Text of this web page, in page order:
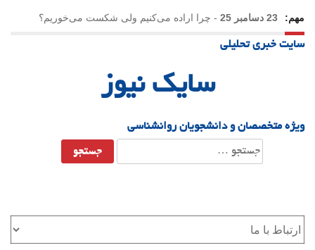
مهم: 23 دسامبر 25 - چرا اراده می‌کنیم ولی شکست می‌خوریم؟
21 دسامبر 25
سایت خبری تحلیلی
سایک نیوز
ویژه متخصصان و دانشجویان روانشناسی
جستجو
برای: